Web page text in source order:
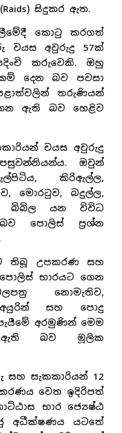
සිදුකර ඇත.
කොටු කරගත්
වයස අවුරුදු 57ක්
කරුවෙකි. ඔහු
දෙන බව පවසා
තරුණියන්
ඇති බව හෙළිව
වයස අවුරුදු
ඔවුන්
කිරිඇල්ල,
මොරටුව, බදුල්ල,
බිබිල යන විවිධ
පොලිස් ප්‍රශ්න
තිබූ උපකරණ සහ
භාරයට ගෙන
නොමැතිව,
සහ පොදු
අරමුණින් මෙම
ඇති බව මූලික
සැකකාරියන් 12
වෙත ඉදිරිපත්
භාර ජ්‍යෙෂ්ඨ
අධීක්ෂණය යටතේ